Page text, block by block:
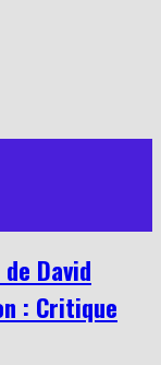
David
: Critique